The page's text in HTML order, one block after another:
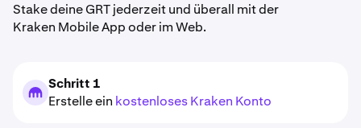
Stake deine GRT jederzeit und überall mit der
Kraken Mobile App oder im Web.
Schritt 1
Erstelle ein kostenloses Kraken Konto